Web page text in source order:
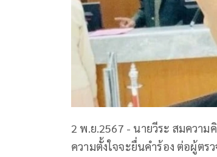
2 พ.ย.2567 - นายวีระ สมควา
ความตั้งใจจะยื่นคำร้อง ต่อผู้ต